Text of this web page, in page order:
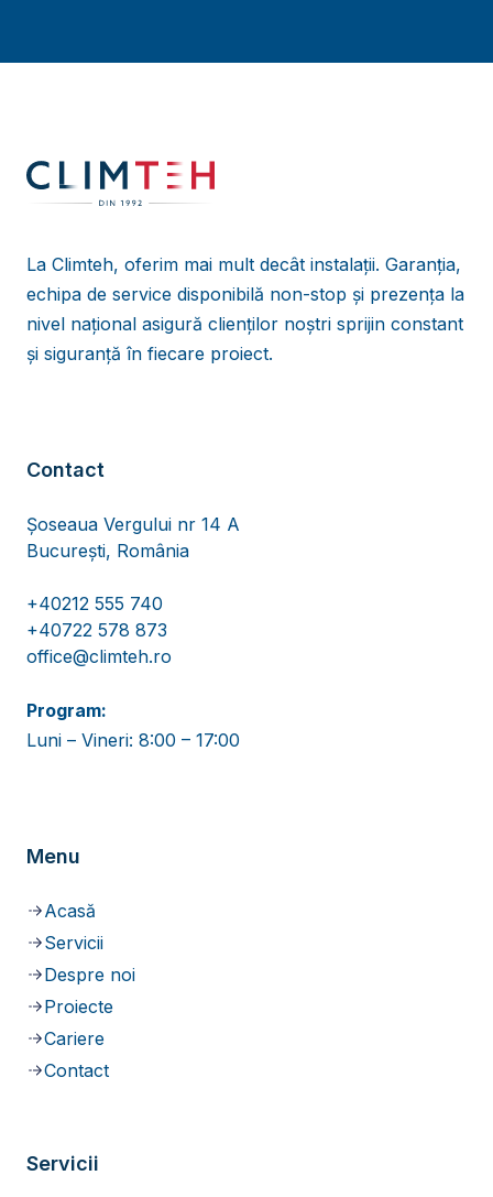
La Climteh, oferim mai mult decât instalații. Garanția,
echipa de service disponibilă non-stop și prezența la
nivel național asigură clienților noștri sprijin constant
și siguranță în fiecare proiect.
Contact
Șoseaua Vergului nr 14 A
București, România
+40212 555 740
+40722 578 873
office@climteh.ro
Program:
Luni – Vineri: 8:00 – 17:00
Menu
Acasă
Servicii
Despre noi
Proiecte
Cariere
Contact
Servicii